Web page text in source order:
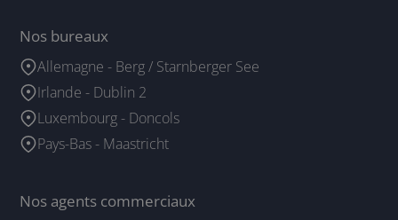
Nos bureaux
Allemagne - Berg / Starnberger See
Irlande - Dublin 2
Luxembourg - Doncols
Pays-Bas - Maastricht
Nos agents commerciaux